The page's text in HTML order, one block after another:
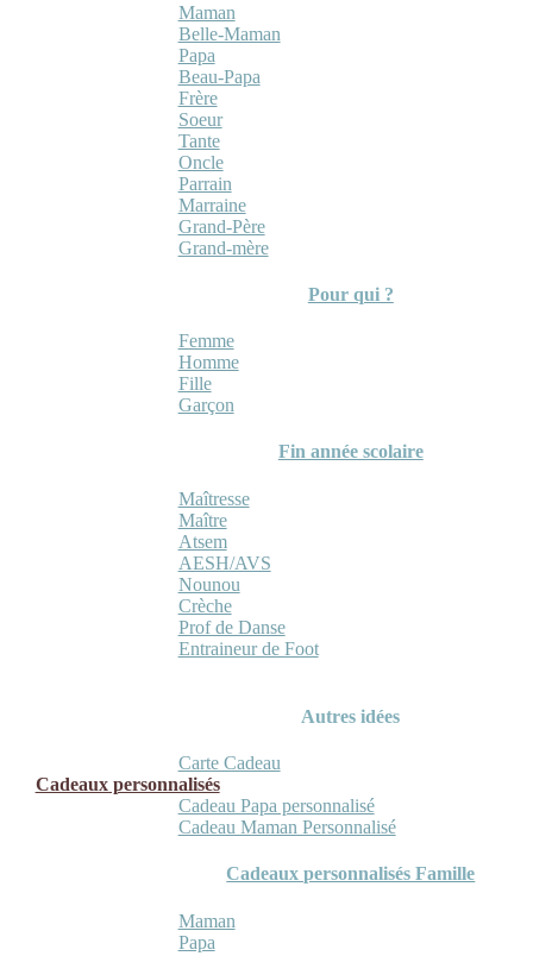
Maman
Belle-Maman
Papa
Beau-Papa
Frère
Soeur
Tante
Oncle
Parrain
Marraine
Grand-Père
Grand-mère
Pour qui ?
Femme
Homme
Fille
Garçon
Fin année scolaire
Maîtresse
Maître
Atsem
AESH/AVS
Nounou
Crèche
Prof de Danse
Entraineur de Foot
Autres idées
Carte Cadeau
Cadeaux personnalisés
Cadeau Papa personnalisé
Cadeau Maman Personnalisé
Cadeaux personnalisés Famille
Maman
Papa